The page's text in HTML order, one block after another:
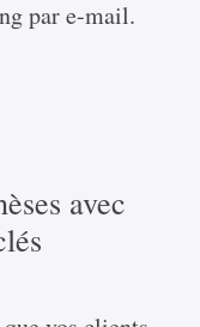
par e-mail.
avec